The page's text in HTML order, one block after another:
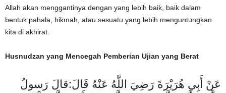
Allah akan menggantinya dengan yang lebih baik, baik dalam
bentuk pahala, hikmah, atau sesuatu yang lebih menguntungkan
kita di akhirat.
Husnudzan yang Mencegah Pemberian Ujian yang Berat
عَنْ أَبِي هُرَيْرَةَ رَضِيَ اللَّهُ عَنْهُ قَالَ:قالَ رَسولُ